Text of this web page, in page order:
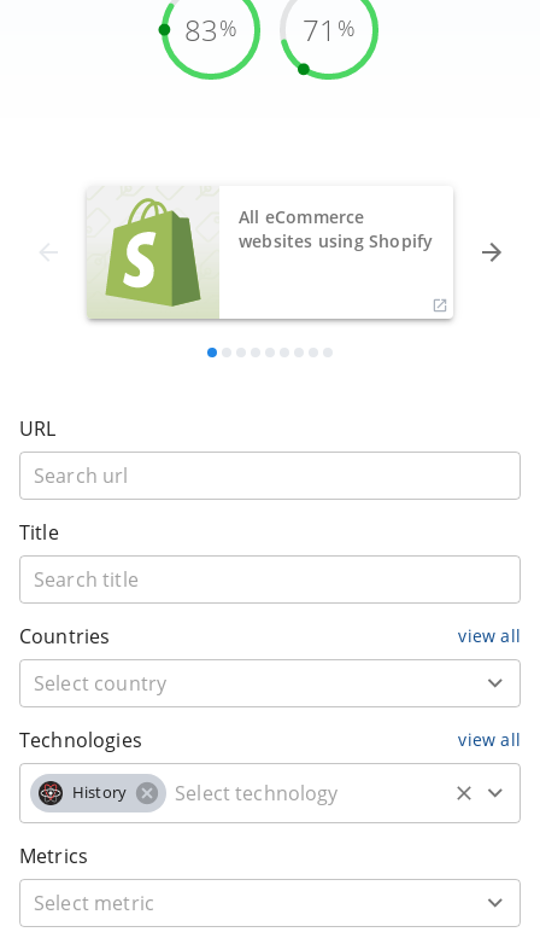
83% 71 %
All eCommerce
websites using Shopify
URL
Title
Countries view all
Technologies view all
History
Metrics